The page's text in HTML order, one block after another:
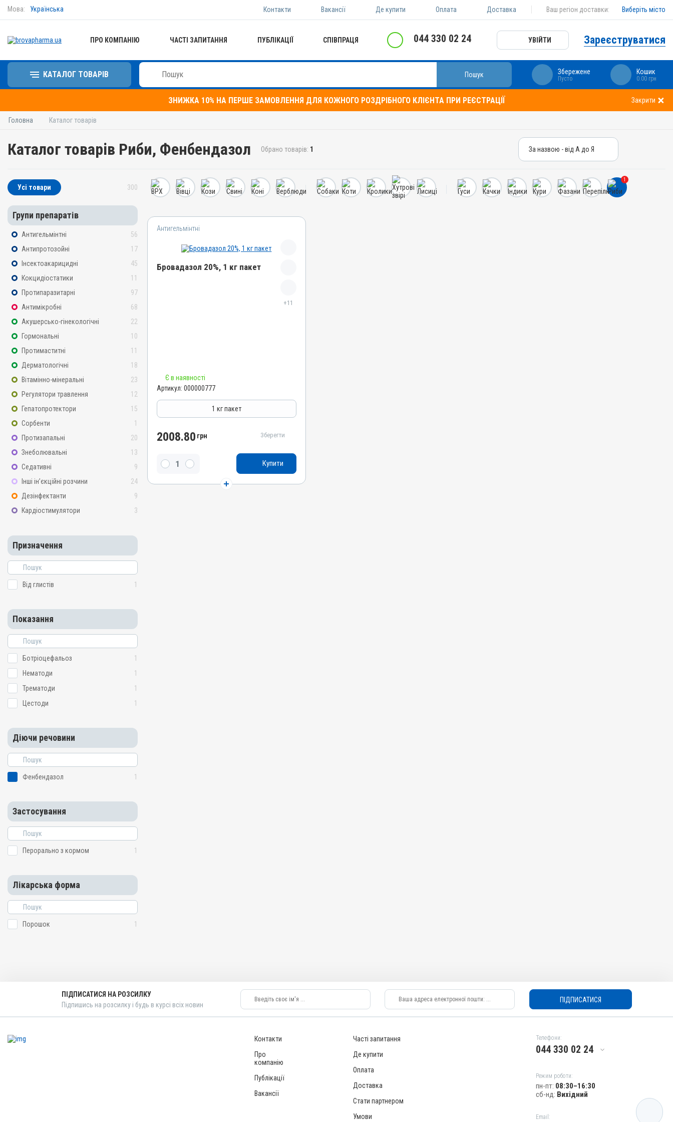
Мова: Українська Контакти Вакансії Де купити Оплата Доставка Ваш регіон доставки: Виберіть місто
ПРО КОМПАНІЮ ЧАСТІ ЗАПИТАННЯ ПУБЛІКАЦІЇ СПІВПРАЦЯ 044 330 02 24 УВІЙТИ Зареєструватися
КАТАЛОГ ТОВАРІВ Пошук Збережене
Пусто
Кошик
0.00 грн
ЗНИЖКА 10% НА ПЕРШЕ ЗАМОВЛЕННЯ ДЛЯ КОЖНОГО РОЗДРІБНОГО КЛІЄНТА ПРИ РЕЄСТРАЦІЇ Закрити
Головна Каталог товарів
Каталог товарів Риби, Фенбендазол Обрано товарів: 1 За назвою - від А до Я
За ціною – від дорогих
Усі товари 300
Групи препаратів
Антигельмінтні
56
Антипротозойні
17
Інсектоакарицидні
45
Кокцидіостатики
11
Протипаразитарні
97
Антимікробні
68
Акушерсько-гінекологічні
22
Гормональні
10
Протимаститні
11
Дерматологічні
18
Вітамінно-мінеральні
23
Регулятори травлення
12
Гепатопротектори
15
Сорбенти
1
Протизапальні
20
Знеболювальні
13
Седативні
9
Інші ін’єкційні розчини
24
Дезінфектанти
9
Кардіостимулятори
3
Призначення
Від глистів 1
Показання
Ботріоцефальоз
1
Нематоди
1
Трематоди
1
Цестоди
1
Діючи речовини
Фенбендазол 1
Застосування
Перорально з кормом 1
Лікарська форма
Порошок 1
1
Антигельмінтні
Бровадазол 20%, 1 кг пакет
+11
АВ-01936-01-10
Антигельмінтні, Протипаразитарні
Порошок
Фенбендазол
ВРХ, Вівці, Кози, Свині, Коні, Собаки, Коти,
Є в наявності
Артикул: 000000777
1 кг пакет
2008.80 грн Зберегти
Купити
ПІДПИСАТИСЯ НА РОЗСИЛКУ
Підпишись на розсилку і будь в курсі всіх новин
ПІДПИСАТИСЯ
Контакти
Про
компанію
Публікації
Вакансії
Часті запитання
Де купити
Оплата
Доставка
Стати партнером
Умови
Телефони:
044 330 02 24
Режим роботи:
пн-пт: 08:30–16:30
сб-нд: Вихідний
Email:
КАТАЛОГ